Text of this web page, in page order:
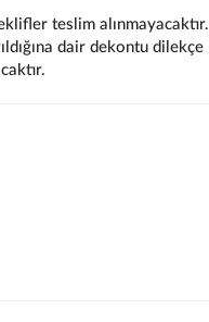
teslim alınmayacaktır.
dair dekontu dilekçe